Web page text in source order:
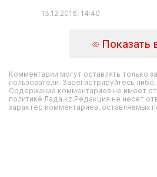
13.12.2016, 14:40
Показать
Комментарии могут оставлять только
пользователи. Зарегистрируйтесь
Содержание комментариев не имеет
политике Лада.kz.Редакция не несет
характер комментариев, оставляемых